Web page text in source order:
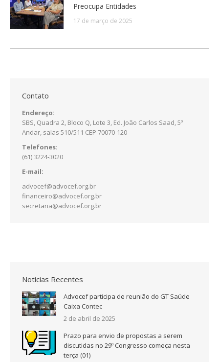
Preocupa Entidades
17 de março de 2025
Contato
Endereço:
SBS, Quadra 2, Bloco Q, Lote 3, Ed. João Carlos Saad, 5º
Andar, salas 510/511 CEP 70070-120
Telefones:
(61) 3224-3020
E-mail:
advocef@advocef.org.br
financeiro@advocef.org.br
secretaria@advocef.org.br
Notícias Recentes
Advocef participa de reunião do GT Saúde
Caixa Contec
2 de abril de 2025
Prazo para envio de propostas a serem
discutidas no 29º Congresso começa nesta
terça (01)